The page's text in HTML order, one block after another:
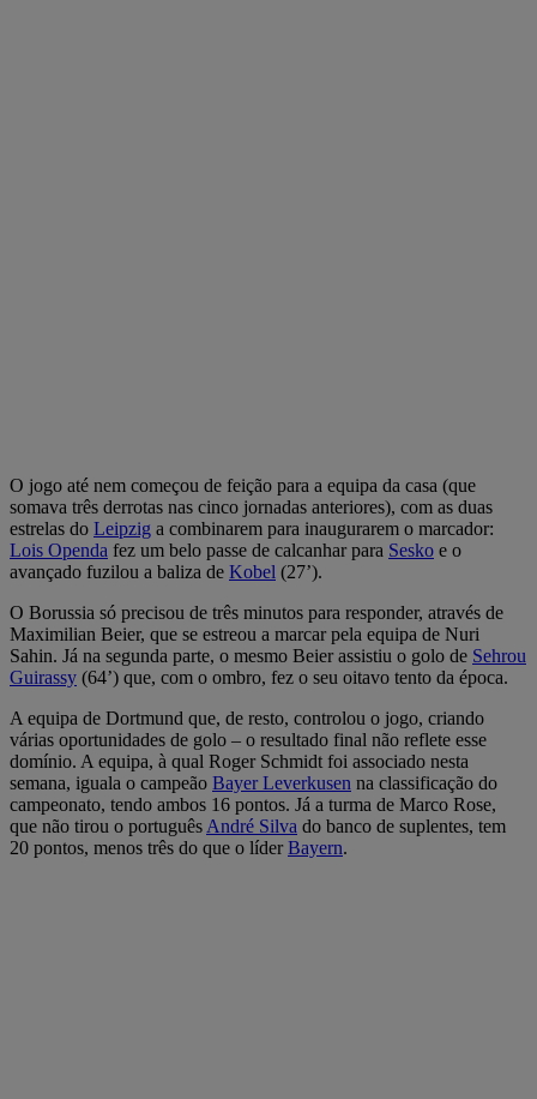
O jogo até nem começou de feição para a equipa da casa (que
somava três derrotas nas cinco jornadas anteriores), com as duas
estrelas do Leipzig a combinarem para inaugurarem o marcador:
Lois Openda fez um belo passe de calcanhar para Sesko e o
avançado fuzilou a baliza de Kobel (27’).
O Borussia só precisou de três minutos para responder, através de
Maximilian Beier, que se estreou a marcar pela equipa de Nuri
Sahin. Já na segunda parte, o mesmo Beier assistiu o golo de Sehrou
Guirassy (64’) que, com o ombro, fez o seu oitavo tento da época.
A equipa de Dortmund que, de resto, controlou o jogo, criando
várias oportunidades de golo – o resultado final não reflete esse
domínio. A equipa, à qual Roger Schmidt foi associado nesta
semana, iguala o campeão Bayer Leverkusen na classificação do
campeonato, tendo ambos 16 pontos. Já a turma de Marco Rose,
que não tirou o português André Silva do banco de suplentes, tem
20 pontos, menos três do que o líderBayern.